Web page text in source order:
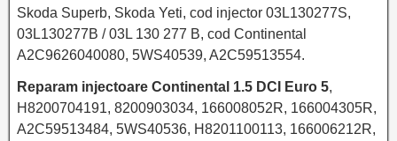
Skoda Superb, Skoda Yeti, cod injector 03L130277S,
03L130277B / 03L 130 277 B, cod Continental
A2C9626040080, 5WS40539, A2C59513554.
Reparam injectoare Continental 1.5 DCI Euro 5,
H8200704191, 8200903034, 166008052R, 166004305R,
A2C59513484, 5WS40536, H8201100113, 166006212R,